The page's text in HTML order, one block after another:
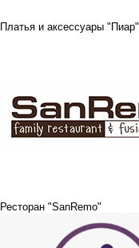
Платья и аксессуары "Пиар"
Ресторан "SanRemo"